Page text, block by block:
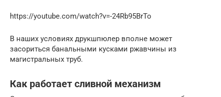
https://youtube.com/watch?v=-24Rb95BrTo
В наших условиях друкшпюлер вполне может
засориться банальными кусками ржавчины из
магистральных труб.
Как работает сливной механизм